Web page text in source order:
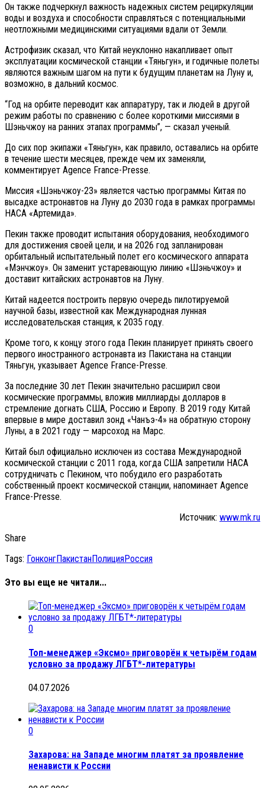
Он также подчеркнул важность надежных систем рециркуляции
воды и воздуха и способности справляться с потенциальными
неотложными медицинскими ситуациями вдали от Земли.
Астрофизик сказал, что Китай неуклонно накапливает опыт
эксплуатации космической станции «Тяньгун», и годичные полеты
являются важным шагом на пути к будущим планетам на Луну и,
возможно, в дальний космос.
“Год на орбите переводит как аппаратуру, так и людей в другой
режим работы по сравнению с более короткими миссиями в
Шэньчжоу на ранних этапах программы”, — сказал ученый.
До сих пор экипажи «Тяньгун», как правило, оставались на орбите
в течение шести месяцев, прежде чем их заменяли,
комментирует Agence France-Presse.
Миссия «Шэньчжоу-23» является частью программы Китая по
высадке астронавтов на Луну до 2030 года в рамках программы
НАСА «Артемида».
Пекин также проводит испытания оборудования, необходимого
для достижения своей цели, и на 2026 год запланирован
орбитальный испытательный полет его космического аппарата
«Мэнчжоу». Он заменит устаревающую линию «Шэньчжоу» и
доставит китайских астронавтов на Луну.
Китай надеется построить первую очередь пилотируемой
научной базы, известной как Международная лунная
исследовательская станция, к 2035 году.
Кроме того, к концу этого года Пекин планирует принять своего
первого иностранного астронавта из Пакистана на станции
Тяньгун, указывает Agence France-Presse.
За последние 30 лет Пекин значительно расширил свои
космические программы, вложив миллиарды долларов в
стремление догнать США, Россию и Европу. В 2019 году Китай
впервые в мире доставил зонд «Чанъэ-4» на обратную сторону
Луны, а в 2021 году — марсоход на Марс.
Китай был официально исключен из состава Международной
космической станции с 2011 года, когда США запретили НАСА
сотрудничать с Пекином, что побудило его разработать
собственный проект космической станции, напоминает Agence
France-Presse.
Источник: www.mk.ru
Share
Tags: ГонконгПакистанПолицияРоссия
Это вы еще не читали...
0
Топ-менеджер «Эксмо» приговорён к четырём годам
условно за продажу ЛГБТ*-литературы
04.07.2026
0
Захарова: на Западе многим платят за проявление
ненависти к России